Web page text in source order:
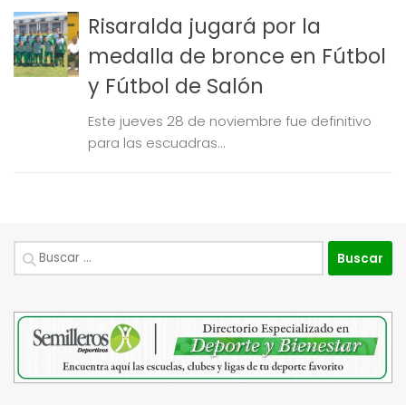
Risaralda jugará por la
medalla de bronce en Fútbol
y Fútbol de Salón
Este jueves 28 de noviembre fue definitivo
para las escuadras...
Buscar: